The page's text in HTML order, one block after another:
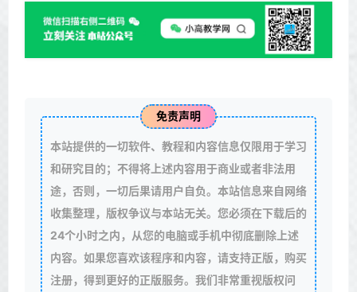
免责声明
本站提供的一切软件、教程和内容信息仅限用于学习
和研究目的；不得将上述内容用于商业或者非法用
途，否则，一切后果请用户自负。本站信息来自网络
收集整理，版权争议与本站无关。您必须在下载后的
24个小时之内，从您的电脑或手机中彻底删除上述
内容。如果您喜欢该程序和内容，请支持正版，购买
注册，得到更好的正版服务。我们非常重视版权问